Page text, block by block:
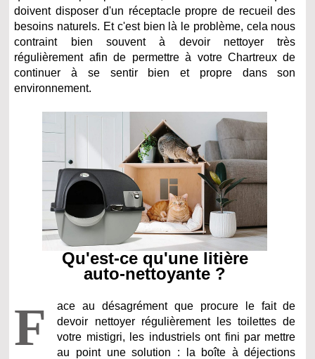
doivent disposer d'un réceptacle propre de recueil des
besoins naturels. Et c'est bien là le problème, cela nous
contraint bien souvent à devoir nettoyer très
régulièrement afin de permettre à votre Chartreux de
continuer à se sentir bien et propre dans son
environnement.
Qu'est-ce qu'une litière
auto-nettoyante ?
F
ace au désagrément que procure le fait de
devoir nettoyer régulièrement les toilettes de
votre mistigri, les industriels ont fini par mettre
au point une solution : la boîte à déjections